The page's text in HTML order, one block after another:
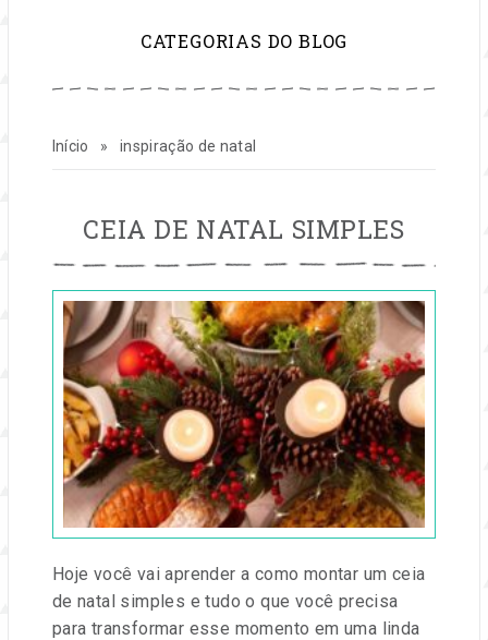
inspirar
sua
vida
e
seu
negócio
de
festas
e
eventos.
CATEGORIAS DO BLOG
Início » inspiração de natal
INSPIRAÇÃO
NATAL
CEIA DE NATAL SIMPLES
Publicado
em
19
dez,
2024por
Entre
na
Festa
Hoje você vai aprender a como montar um ceia
de natal simples e tudo o que você precisa
para transformar esse momento em uma linda